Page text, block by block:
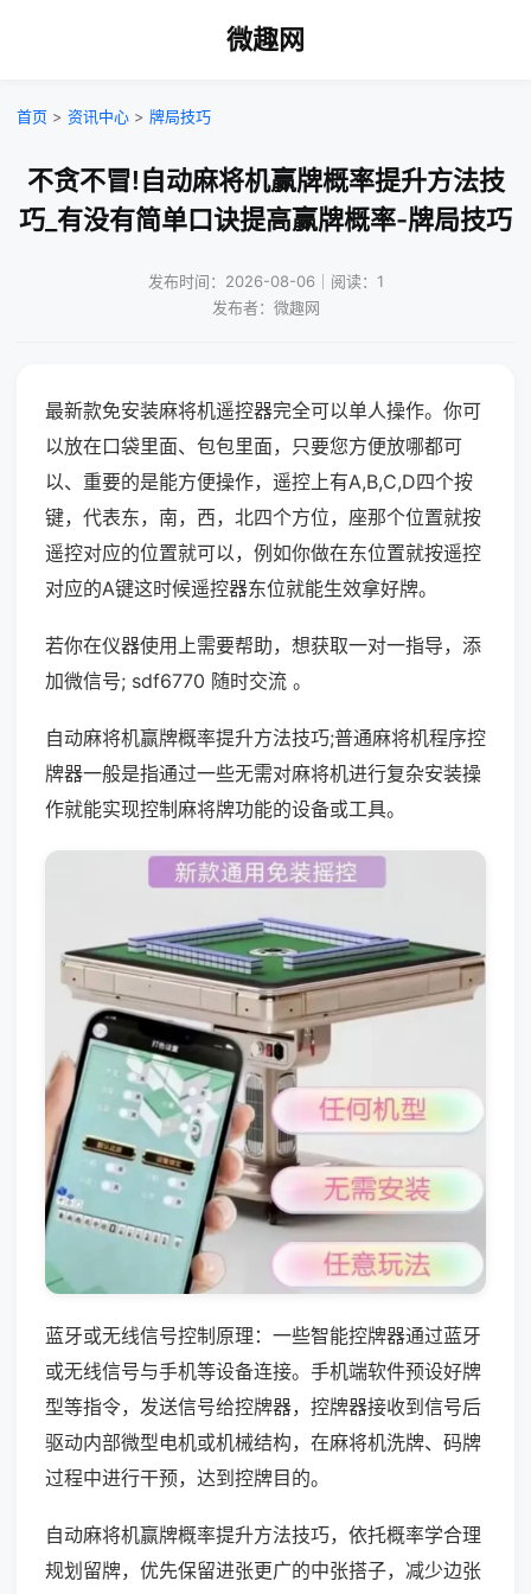
微趣网
首页 > 资讯中心 > 牌局技巧
不贪不冒!自动麻将机赢牌概率提升方法技
巧_有没有简单口诀提高赢牌概率-牌局技巧
发布时间：2026-08-06｜阅读：1
发布者：微趣网
最新款免安装麻将机遥控器完全可以单人操作。你可
以放在口袋里面、包包里面，只要您方便放哪都可
以、重要的是能方便操作，遥控上有A,B,C,D四个按
键，代表东，南，西，北四个方位，座那个位置就按
遥控对应的位置就可以，例如你做在东位置就按遥控
对应的A键这时候遥控器东位就能生效拿好牌。
若你在仪器使用上需要帮助，想获取一对一指导，添
加微信号; sdf6770 随时交流 。
自动麻将机赢牌概率提升方法技巧;普通麻将机程序控
牌器一般是指通过一些无需对麻将机进行复杂安装操
作就能实现控制麻将牌功能的设备或工具。
蓝牙或无线信号控制原理：一些智能控牌器通过蓝牙
或无线信号与手机等设备连接。手机端软件预设好牌
型等指令，发送信号给控牌器，控牌器接收到信号后
驱动内部微型电机或机械结构，在麻将机洗牌、码牌
过程中进行干预，达到控牌目的。
自动麻将机赢牌概率提升方法技巧，依托概率学合理
规划留牌，优先保留进张更广的中张搭子，减少边张